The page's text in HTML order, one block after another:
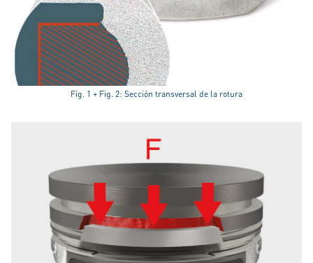
Fig. 1 + Fig. 2: Sección transversal de la rotura